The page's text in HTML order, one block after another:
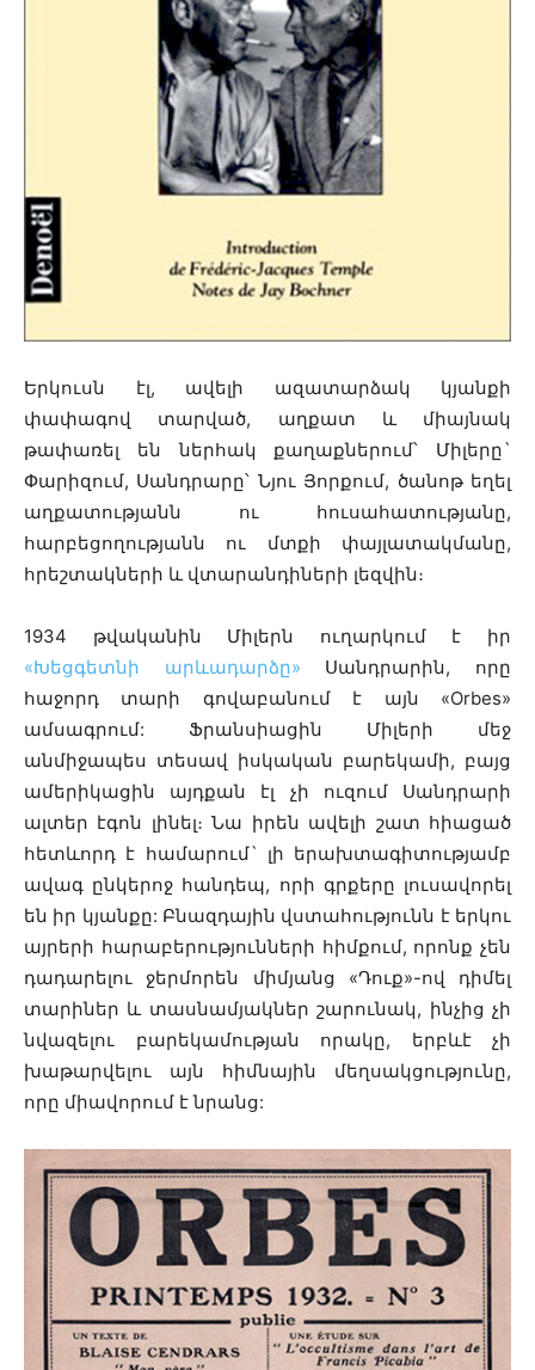
Երկուսն էլ, ավելի ազատարձակ կյանքի
փափագով տարված, աղքատ և միայնակ
թափառել են ներհակ քաղաքներում՝ Միլերը`
Փարիզում, Սանդրարը՝ Նյու Յորքում, ծանոթ եղել
աղքատությանն ու հուսահատությանը,
հարբեցողությանն ու մտքի փայլատակմանը,
հրեշտակների և վտարանդիների լեզվին։
1934 թվականին Միլերն ուղարկում է իր
«Խեցգետնի արևադարձը» Սանդրարին, որը
հաջորդ տարի գովաբանում է այն «Orbes»
ամսագրում: Ֆրանսիացին Միլերի մեջ
անմիջապես տեսավ իսկական բարեկամի, բայց
ամերիկացին այդքան էլ չի ուզում Սանդրարի
ալտեր էգոն լինել։ Նա իրեն ավելի շատ հիացած
հետևորդ է համարում` լի երախտագիտությամբ
ավագ ընկերոջ հանդեպ, որի գրքերը լուսավորել
են իր կյանքը: Բնազդային վստահությունն է երկու
այրերի հարաբերությունների հիմքում, որոնք չեն
դադարելու ջերմորեն միմյանց «Դուք»-ով դիմել
տարիներ և տասնամյակներ շարունակ, ինչից չի
նվազելու բարեկամության որակը, երբևէ չի
խաթարվելու այն հիմնային մեղսակցությունը,
որը միավորում է նրանց: